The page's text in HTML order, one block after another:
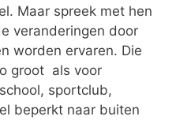
Maar spreek met hen
veranderingen door
worden ervaren. Die
groot als voor
sportclub,
beperkt naar buiten